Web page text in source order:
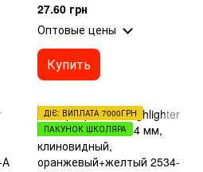
27.60 грн
Оптовые цены
Купить
ДІЄ: ВИПЛАТА 7000ГРН
ПАКУНОК ШКОЛЯРА